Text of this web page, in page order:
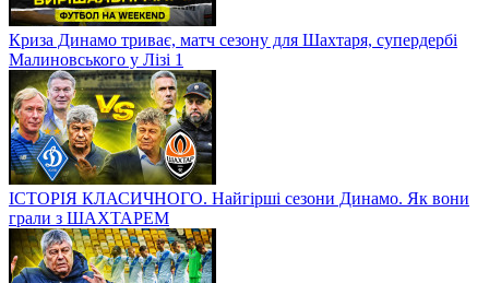
Криза Динамо триває, матч сезону для Шахтаря, супердербі
Малиновського у Лізі 1
ІСТОРІЯ КЛАСИЧНОГО. Найгірші сезони Динамо. Як вони
грали з ШАХТАРЕМ